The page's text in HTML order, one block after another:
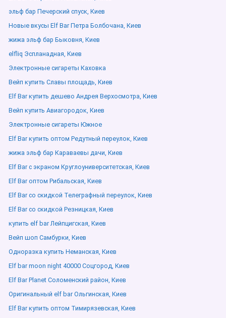
эльф бар Печерский спуск, Киев
Новые вкусы Elf Bar Петра Болбочана, Киев
жижа эльф бар Быковня, Киев
elfliq Эспланадная, Киев
Электронные сигареты Каховка
Вейп купить Славы площадь, Киев
Elf Bar купить дешево Андрея Верхосмотра, Киев
Вейп купить Авиагородок, Киев
Электронные сигареты Южное
Elf Bar купить оптом Редутный переулок, Киев
жижа эльф бар Караваевы дачи, Киев
Elf Bar с экраном Круглоуниверситетская, Киев
Elf Bar оптом Рибальская, Киев
Elf Bar со скидкой Телеграфный переулок, Киев
Elf Bar со скидкой Резницкая, Киев
купить elf bar Лейпцигская, Киев
Вейп шоп Самбурки, Киев
Одноразка купить Неманская, Киев
Elf bar moon night 40000 Соцгород, Киев
Elf Bar Planet Соломенский район, Киев
Оригинальный elf bar Ольгинская, Киев
Elf Bar купить оптом Тимирязевская, Киев